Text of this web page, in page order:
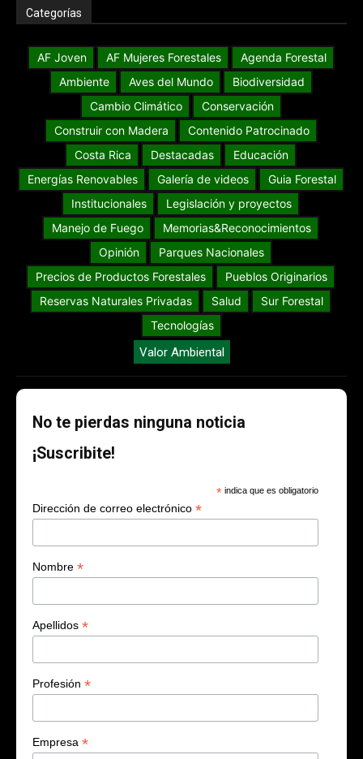
Categorías
AF Joven AF Mujeres Forestales
Agenda Forestal
Ambiente
Aves del Mundo
Biodiversidad
Cambio Climático
Conservación
Construir con Madera
Contenido Patrocinado
Costa Rica
Destacadas
Educación
Energías Renovables
Galería de videos
Guia Forestal
Institucionales
Legislación y proyectos
Manejo de Fuego
Memorias&Reconocimientos
Opinión
Parques Nacionales
Precios de Productos Forestales
Pueblos Originarios
Reservas Naturales Privadas
Salud
Sur Forestal
Tecnologías
Valor Ambiental
No te pierdas ninguna noticia
¡Suscribite!
* indica que es obligatorio
Dirección de correo electrónico *
Nombre *
Apellidos *
Profesión *
Empresa *